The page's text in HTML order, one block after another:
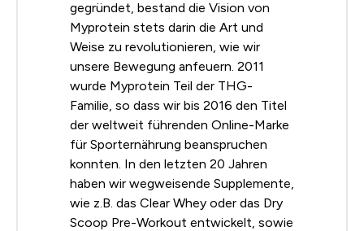
gegründet, bestand die Vision von
Myprotein stets darin die Art und
Weise zu revolutionieren, wie wir
unsere Bewegung anfeuern. 2011
wurde Myprotein Teil der THG-
Familie, so dass wir bis 2016 den Titel
der weltweit führenden Online-Marke
für Sporternährung beanspruchen
konnten. In den letzten 20 Jahren
haben wir wegweisende Supplemente,
wie z.B. das Clear Whey oder das Dry
Scoop Pre-Workout entwickelt, sowie